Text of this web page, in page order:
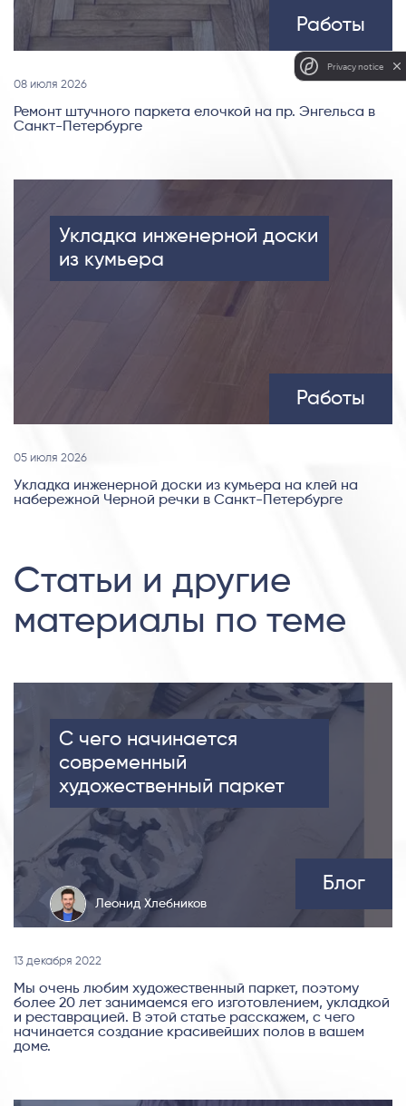
Работы
08 июля 2026
Ремонт штучного паркета елочкой на пр. Энгельса в
Санкт-Петербурге
Укладка инженерной доски
из кумьера
Работы
05 июля 2026
Укладка инженерной доски из кумьера на клей на
набережной Черной речки в Санкт-Петербурге
Статьи и другие
материалы по теме
С чего начинается
современный
художественный паркет
Леонид Хлебников
Блог
13 декабря 2022
Мы очень любим художественный паркет, поэтому
более 20 лет занимаемся его изготовлением, укладкой
и реставрацией. В этой статье расскажем, с чего
начинается создание красивейших полов в вашем
доме.
Privacy notice